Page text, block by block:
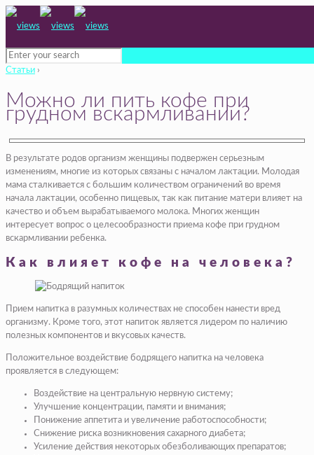
Статьи ›
Можно ли пить кофе при
грудном вскармливании?
В результате родов организм женщины подвержен серьезным
изменениям, многие из которых связаны с началом лактации. Молодая
мама сталкивается с большим количеством ограничений во время
начала лактации, особенно пищевых, так как питание матери влияет на
качество и объем вырабатываемого молока. Многих женщин
интересует вопрос о целесообразности приема кофе при грудном
вскармливании ребенка.
Как влияет кофе на человека?
Прием напитка в разумных количествах не способен нанести вред
организму. Кроме того, этот напиток является лидером по наличию
полезных компонентов и вкусовых качеств.
Положительное воздействие бодрящего напитка на человека
проявляется в следующем:
Воздействие на центральную нервную систему;
Улучшение концентрации, памяти и внимания;
Понижение аппетита и увеличение работоспособности;
Снижение риска возникновения сахарного диабета;
Усиление действия некоторых обезболивающих препаратов;